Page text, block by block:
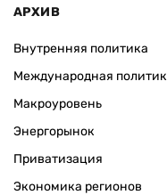
АРХИВ
Внутренняя политика
Международная
Макроуровень
Энергорынок
Приватизация
Экономика регионов